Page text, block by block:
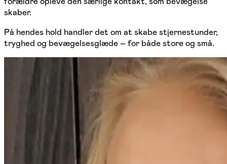
skaber.
På hendes hold handler det om at skabe stjernestunder,
tryghed og bevægelsesglæde – for både store og små.